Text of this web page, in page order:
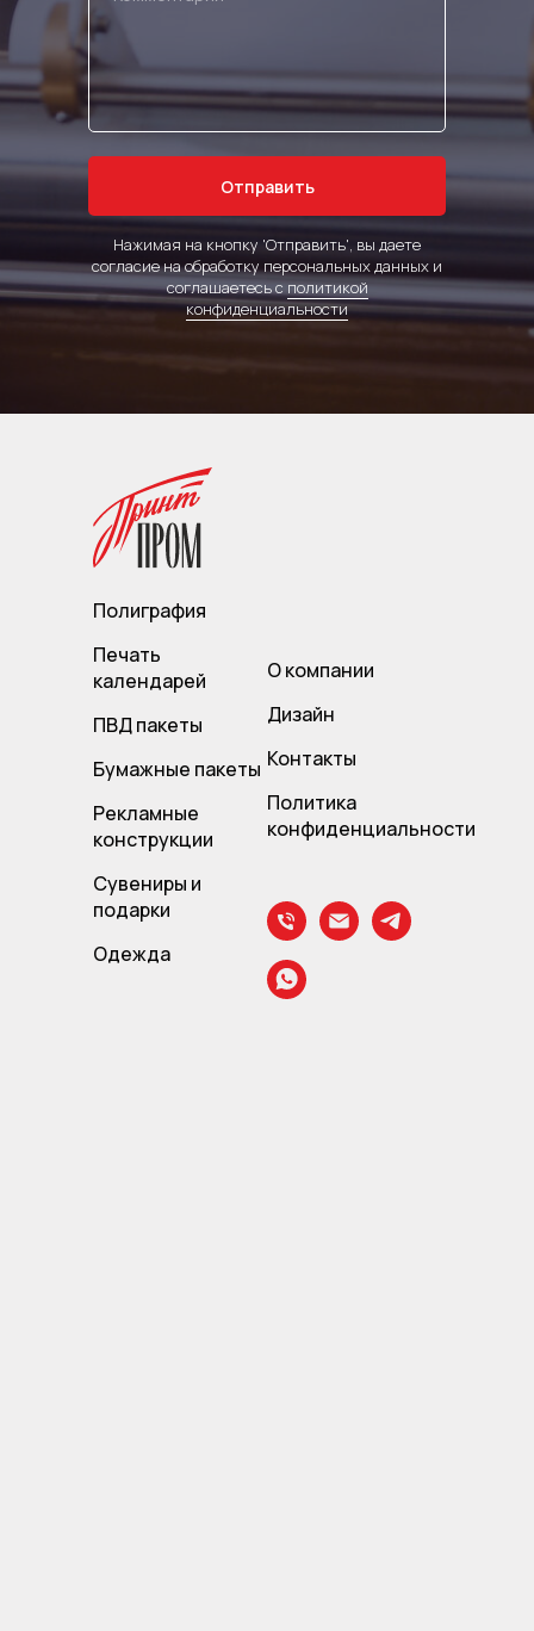
Отправить
Нажимая на кнопку 'Отправить', вы даете
согласие на обработку персональных данных и
соглашаетесь сполитикой
конфиденциальности
Полиграфия
Печать
календарей
ПВД пакеты
Бумажные пакеты
Рекламные
конструкции
Сувениры и
подарки
Одежда
О компании
Дизайн
Контакты
Политика
конфиденциальности